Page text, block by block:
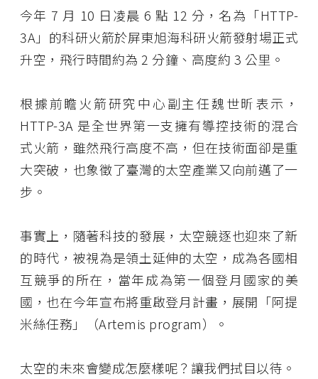
今年 7 月 10 日凌晨 6 點 12 分，名為「HTTP-
3A」的科研火箭於屏東旭海科研火箭發射場正式
升空，飛行時間約為 2 分鐘、高度約 3 公里。
根據前瞻火箭研究中心副主任魏世昕表示，
HTTP-3A 是全世界第一支擁有導控技術的混合
式火箭，雖然飛行高度不高，但在技術面卻是重
大突破，也象徵了臺灣的太空產業又向前邁了一
步。
事實上，隨著科技的發展，太空競逐也迎來了新
的時代，被視為是領土延伸的太空，成為各國相
互競爭的所在，當年成為第一個登月國家的美
國，也在今年宣布將重啟登月計畫，展開「阿提
米絲任務」（Artemis program）。
太空的未來會變成怎麼樣呢？讓我們拭目以待。